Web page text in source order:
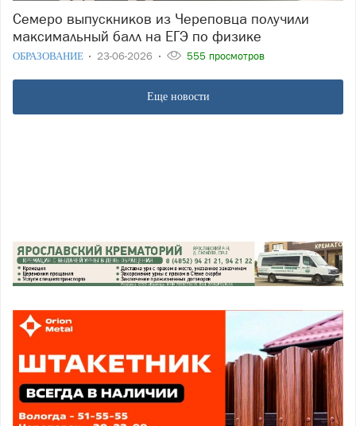
Семеро выпускников из Череповца получили
максимальный балл на ЕГЭ по физике
ОБРАЗОВАНИЕ 23-06-2026 555 просмотров
Еще новости